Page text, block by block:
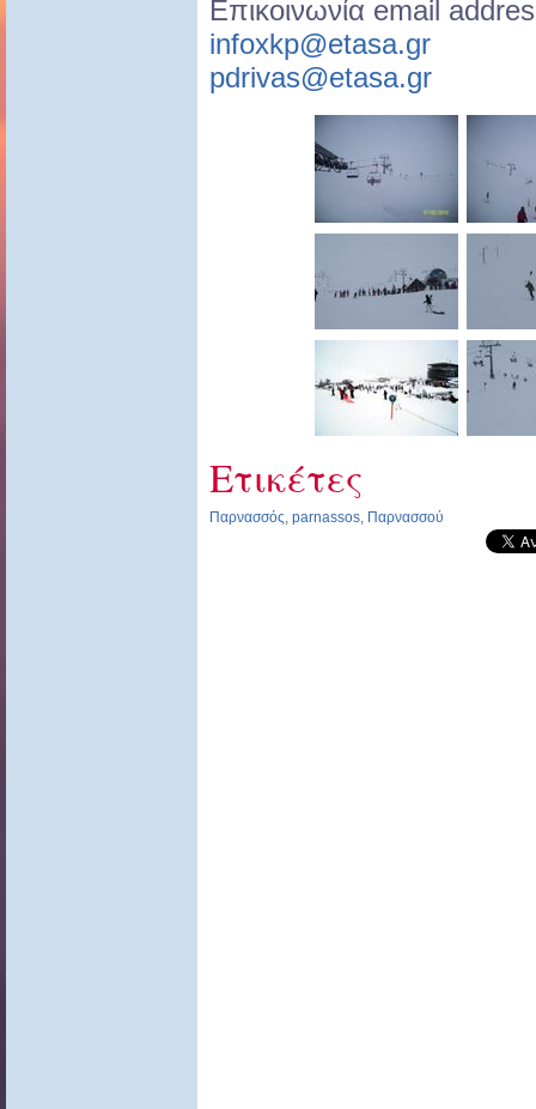
Επικοινωνία email
infoxkp@etasa.gr
pdrivas@etasa.gr
Ετικέτες
Παρνασσός, parnassos, Παρνασσού